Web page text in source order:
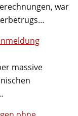
war
massive